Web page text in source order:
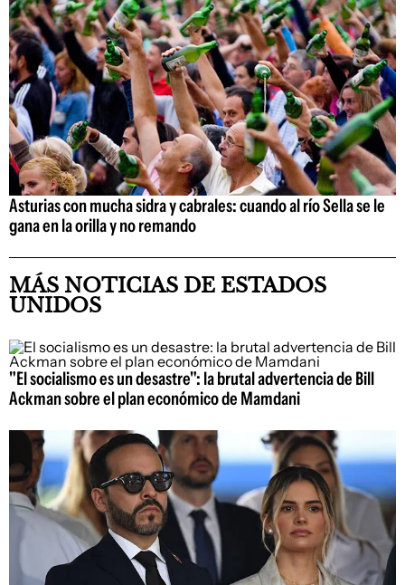
Asturias con mucha sidra y cabrales: cuando al río Sella se le
gana en la orilla y no remando
MÁS NOTICIAS DE ESTADOS
UNIDOS
"El socialismo es un desastre": la brutal advertencia de Bill
Ackman sobre el plan económico de Mamdani